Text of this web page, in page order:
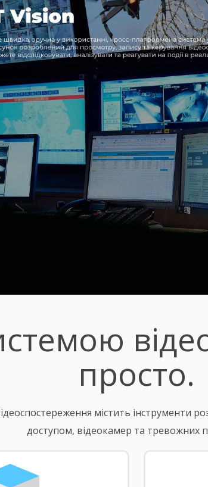
просто.
містить інструменти
доступом, відеокамер та тревожних